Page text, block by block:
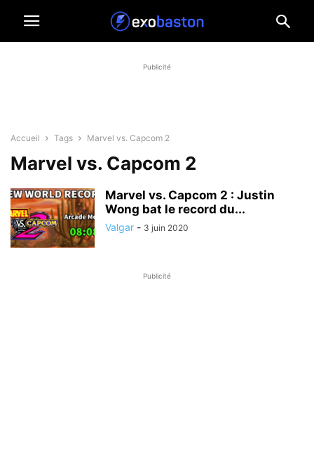
Publicité
Accueil Tags Marvel vs. Capcom 2
Marvel vs. Capcom 2
Marvel vs. Capcom 2 : Justin
Wong bat le record du...
Valgar - 3 juin 2020
Publicité